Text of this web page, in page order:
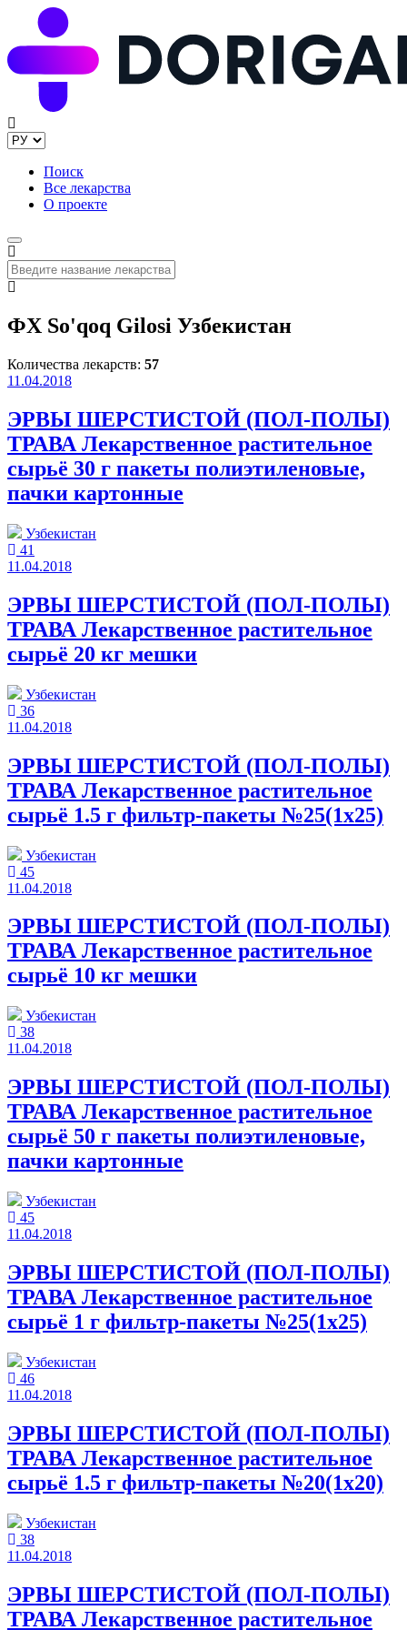
Поиск
Все лекарства
О проекте
ФХ So'qoq Gilosi Узбекистан
Количества лекарств: 57
11.04.2018
ЭРВЫ ШЕРСТИСТОЙ (ПОЛ-ПОЛЫ)
ТРАВА Лекарственное растительное
сырьё 30 г пакеты полиэтиленовые,
пачки картонные
Узбекистан
41
11.04.2018
ЭРВЫ ШЕРСТИСТОЙ (ПОЛ-ПОЛЫ)
ТРАВА Лекарственное растительное
сырьё 20 кг мешки
Узбекистан
36
11.04.2018
ЭРВЫ ШЕРСТИСТОЙ (ПОЛ-ПОЛЫ)
ТРАВА Лекарственное растительное
сырьё 1.5 г фильтр-пакеты №25(1x25)
Узбекистан
45
11.04.2018
ЭРВЫ ШЕРСТИСТОЙ (ПОЛ-ПОЛЫ)
ТРАВА Лекарственное растительное
сырьё 10 кг мешки
Узбекистан
38
11.04.2018
ЭРВЫ ШЕРСТИСТОЙ (ПОЛ-ПОЛЫ)
ТРАВА Лекарственное растительное
сырьё 50 г пакеты полиэтиленовые,
пачки картонные
Узбекистан
45
11.04.2018
ЭРВЫ ШЕРСТИСТОЙ (ПОЛ-ПОЛЫ)
ТРАВА Лекарственное растительное
сырьё 1 г фильтр-пакеты №25(1x25)
Узбекистан
46
11.04.2018
ЭРВЫ ШЕРСТИСТОЙ (ПОЛ-ПОЛЫ)
ТРАВА Лекарственное растительное
сырьё 1.5 г фильтр-пакеты №20(1x20)
Узбекистан
38
11.04.2018
ЭРВЫ ШЕРСТИСТОЙ (ПОЛ-ПОЛЫ)
ТРАВА Лекарственное растительное